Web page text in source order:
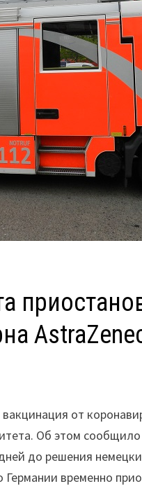
от
Об этом
до решения
временно